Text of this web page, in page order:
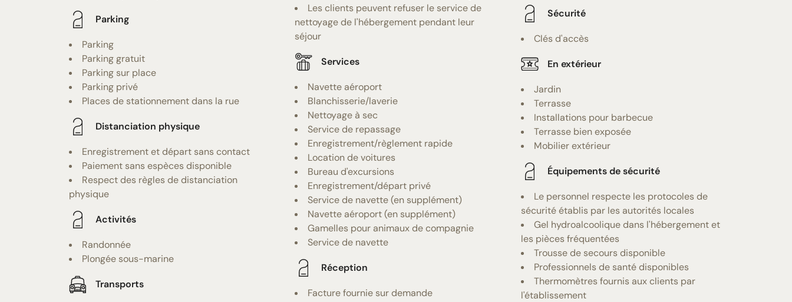
Parking
Parking
Parking gratuit
Parking sur place
Parking privé
Places de stationnement dans la rue
Distanciation physique
Enregistrement et départ sans contact
Paiement sans espèces disponible
Respect des règles de distanciation
physique
Activités
Randonnée
Plongée sous-marine
Transports
Les clients peuvent refuser le service de
nettoyage de l'hébergement pendant leur
séjour
Services
Navette aéroport
Blanchisserie/laverie
Nettoyage à sec
Service de repassage
Enregistrement/règlement rapide
Location de voitures
Bureau d'excursions
Enregistrement/départ privé
Service de navette (en supplément)
Navette aéroport (en supplément)
Gamelles pour animaux de compagnie
Service de navette
Réception
Facture fournie sur demande
Sécurité
Clés d'accès
En extérieur
Jardin
Terrasse
Installations pour barbecue
Terrasse bien exposée
Mobilier extérieur
Équipements de sécurité
Le personnel respecte les protocoles de
sécurité établis par les autorités locales
Gel hydroalcoolique dans l'hébergement et
les pièces fréquentées
Trousse de secours disponible
Professionnels de santé disponibles
Thermomètres fournis aux clients par
l'établissement